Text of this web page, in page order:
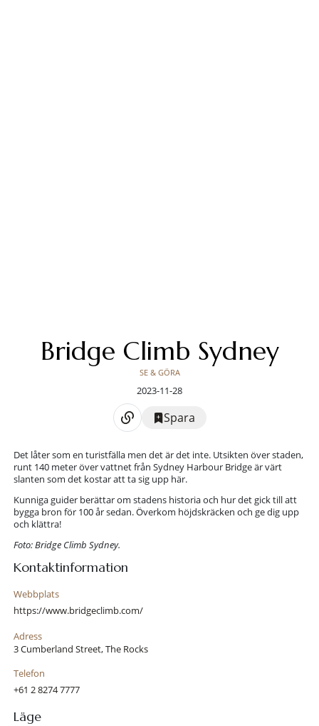
Bridge Climb Sydney
SE & GÖRA
2023-11-28
Spara
Det låter som en turistfälla men det är det inte. Utsikten över staden,
runt 140 meter över vattnet från Sydney Harbour Bridge är värt
slanten som det kostar att ta sig upp här.
Kunniga guider berättar om stadens historia och hur det gick till att
bygga bron för 100 år sedan. Överkom höjdskräcken och ge dig upp
och klättra!
Foto: Bridge Climb Sydney.
Kontaktinformation
Webbplats
https://www.bridgeclimb.com/
Adress
3 Cumberland Street, The Rocks
Telefon
+61 2 8274 7777
Läge